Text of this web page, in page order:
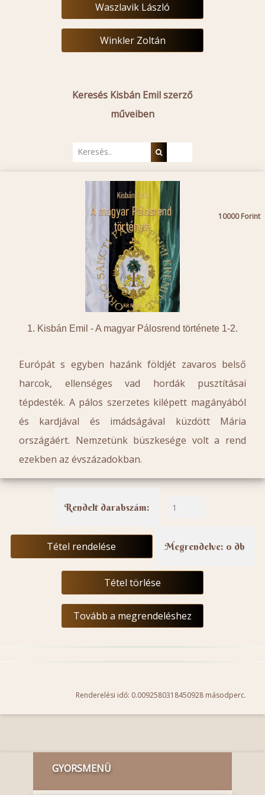
Waszlavik László
Winkler Zoltán
Keresés Kisbán Emil szerző
műveiben
1. Kisbán Emil -A magyar Pálosrend története 1-2.
10000
Európát s egyben hazánk földjét zavaros belső
harcok, ellenséges vad hordák pusztításai
tépdesték. A pálos szerzetes kilépett magányából
és kardjával és imádságával küzdött Mária
országáért. Nemzetünk büszkesége volt a rend
ezekben az évszázadokban.
Rendelt darabszám:
Tétel rendelése Megrendelve: 0 db
Tétel törlése
Tovább a megrendeléshez
Renderelési idő: 0.0092580318450928 másodperc.
GYORSMENÜ